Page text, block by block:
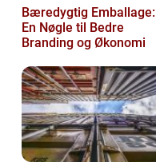
Bæredygtig Emballage:
En Nøgle til Bedre
Branding og Økonomi